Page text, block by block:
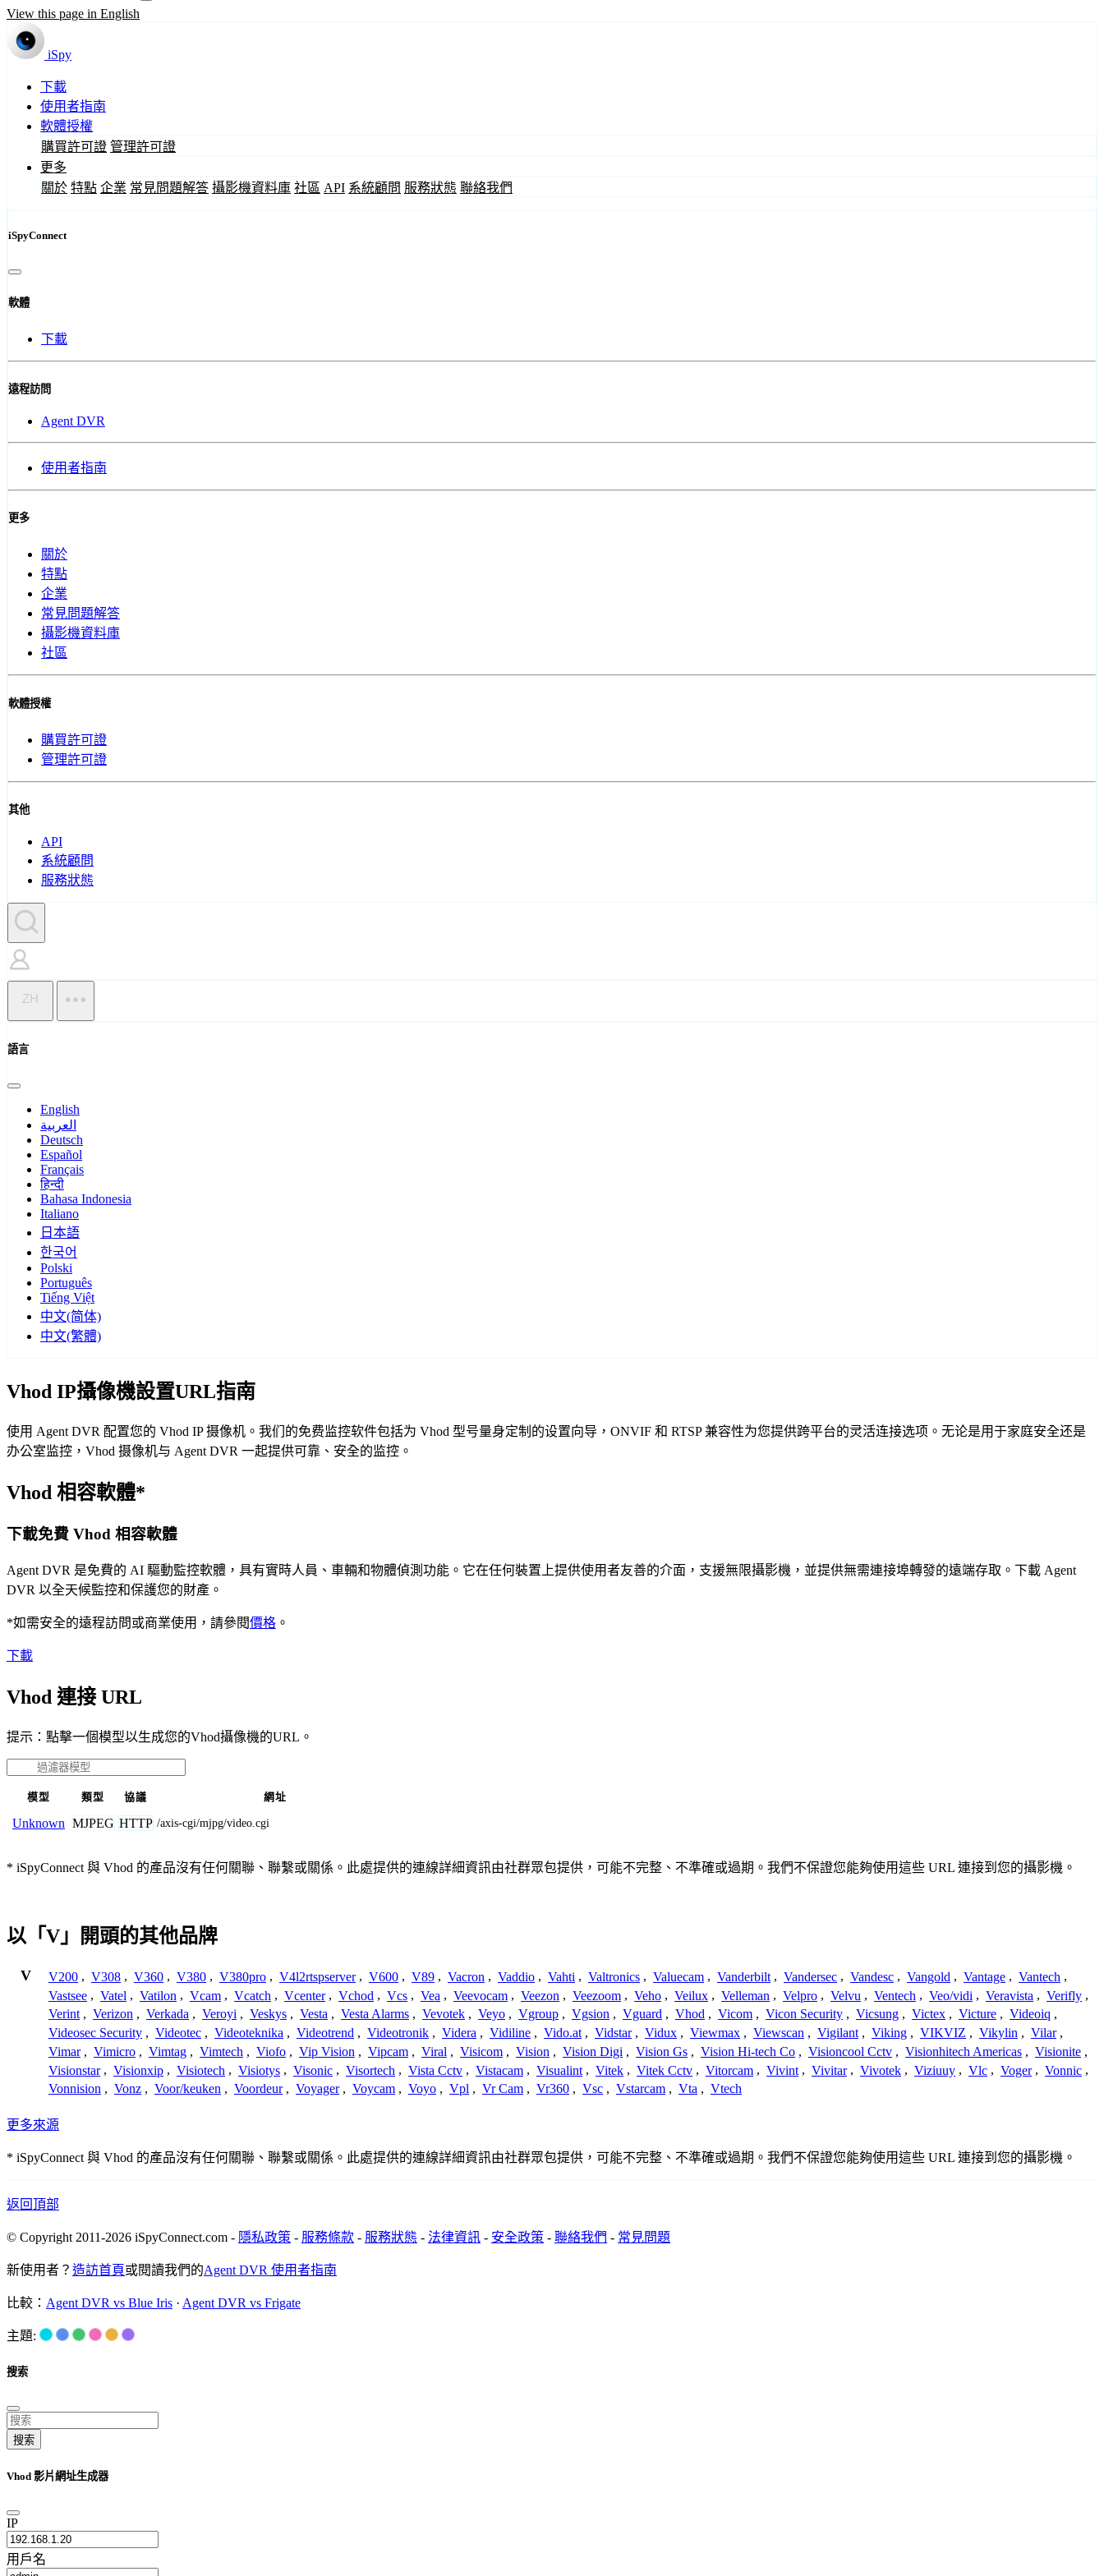
View this page in English
iSpy
下載
使用者指南
軟體授權
購買許可證 管理許可證
更多
關於 特點 企業 常見問題解答 攝影機資料庫 社區 API 系統顧問 服務狀態 聯絡我們
iSpyConnect
軟體
下載
遠程訪問
Agent DVR
使用者指南
更多
關於
特點
企業
常見問題解答
攝影機資料庫
社區
軟體授權
購買許可證
管理許可證
其他
API
系統顧問
服務狀態
ZH
語言
English
العربية
Deutsch
Español
Français
हिन्दी
Bahasa Indonesia
Italiano
日本語
한국어
Polski
Português
Tiếng Việt
中文(简体)
中文(繁體)
Vhod IP攝像機設置URL指南
使用 Agent DVR 配置您的 Vhod IP 摄像机。我们的免费监控软件包括为 Vhod 型号量身定制的设置向导，ONVIF 和 RTSP 兼容性为您提供跨平台的灵活连接选项。无论是用于家庭安全还是
办公室监控，Vhod 摄像机与 Agent DVR 一起提供可靠、安全的监控。
Vhod 相容軟體*
下載免費 Vhod 相容軟體
Agent DVR 是免費的 AI 驅動監控軟體，具有實時人員、車輛和物體偵測功能。它在任何裝置上提供使用者友善的介面，支援無限攝影機，並提供無需連接埠轉發的遠端存取。下載 Agent
DVR 以全天候監控和保護您的財產。
*如需安全的遠程訪問或商業使用，請參閱價格 。
下載
Vhod 連接 URL
提示：點擊一個模型以生成您的Vhod攝像機的URL。
模型 類型 協議 網址
Unknown MJPEG HTTP /axis-cgi/mjpg/video.cgi
* iSpyConnect 與 Vhod 的產品沒有任何關聯、聯繫或關係。此處提供的連線詳細資訊由社群眾包提供，可能不完整、不準確或過期。我們不保證您能夠使用這些 URL 連接到您的攝影機。
以「V」開頭的其他品牌
V V200 , V308 , V360 , V380 , V380pro , V4l2rtspserver , V600 , V89 , Vacron , Vaddio , Vahti , Valtronics , Valuecam , Vanderbilt , Vandersec , Vandesc , Vangold , Vantage , Vantech ,
Vastsee , Vatel , Vatilon , Vcam , Vcatch , Vcenter , Vchod , Vcs , Vea , Veevocam , Veezon , Veezoom , Veho , Veilux , Velleman , Velpro , Velvu , Ventech , Veo/vidi , Veravista , Verifly ,
Verint , Verizon , Verkada , Veroyi , Veskys , Vesta , Vesta Alarms , Vevotek , Veyo , Vgroup , Vgsion , Vguard , Vhod , Vicom , Vicon Security , Vicsung , Victex , Victure , Videoiq ,
Videosec Security , Videotec , Videoteknika , Videotrend , Videotronik , Videra , Vidiline , Vido.at , Vidstar , Vidux , Viewmax , Viewscan , Vigilant , Viking , VIKVIZ , Vikylin , Vilar ,
Vimar , Vimicro , Vimtag , Vimtech , Viofo , Vip Vision , Vipcam , Viral , Visicom , Vision , Vision Digi , Vision Gs , Vision Hi-tech Co , Visioncool Cctv , Visionhitech Americas , Visionite ,
Visionstar , Visionxip , Visiotech , Visiotys , Visonic , Visortech , Vista Cctv , Vistacam , Visualint , Vitek , Vitek Cctv , Vitorcam , Vivint , Vivitar , Vivotek , Viziuuy , Vlc , Voger , Vonnic ,
Vonnision , Vonz , Voor/keuken , Voordeur , Voyager , Voycam , Voyo , Vpl , Vr Cam , Vr360 , Vsc , Vstarcam , Vta , Vtech
更多來源
* iSpyConnect 與 Vhod 的產品沒有任何關聯、聯繫或關係。此處提供的連線詳細資訊由社群眾包提供，可能不完整、不準確或過期。我們不保證您能夠使用這些 URL 連接到您的攝影機。
返回頂部
© Copyright 2011-2026 iSpyConnect.com - 隱私政策 - 服務條款 - 服務狀態 - 法律資訊 - 安全政策 - 聯絡我們 - 常見問題
新使用者？ 造訪首頁或閱讀我們的Agent DVR 使用者指南
比較： Agent DVR vs Blue Iris · Agent DVR vs Frigate
主題:
搜索
搜索
Vhod 影片網址生成器
IP
用戶名